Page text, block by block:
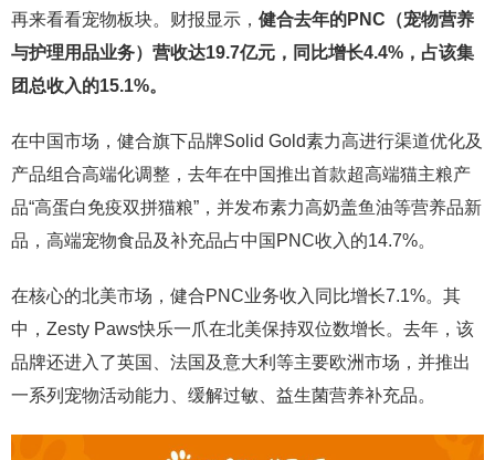
再来看看宠物板块。财报显示， 健合去年的PNC（宠物营养
与护理用品业务）营收达19.7亿元，同比增长4.4%，占该集
团总收入的15.1%。
在中国市场，健合旗下品牌Solid Gold素力高进行渠道优化及
产品组合高端化调整，去年在中国推出首款超高端猫主粮产
品“高蛋白免疫双拼猫粮”，并发布素力高奶盖鱼油等营养品新
品，高端宠物食品及补充品占中国PNC收入的14.7%。
在核心的北美市场，健合PNC业务收入同比增长7.1%。其
中，Zesty Paws快乐一爪在北美保持双位数增长。去年，该
品牌还进入了英国、法国及意大利等主要欧洲市场，并推出
一系列宠物活动能力、缓解过敏、益生菌营养补充品。